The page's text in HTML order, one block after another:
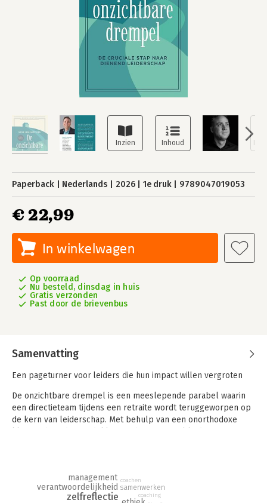
Paperback Nederlands 2026 1e druk 9789047019053
€ 22,99
In winkelwagen
Op voorraad
Nu besteld, dinsdag in huis
Gratis verzonden
Past door de brievenbus
Samenvatting
Een pageturner voor leiders die hun impact willen vergroten
De onzichtbare drempel is een meeslepende parabel waarin
een directieteam tijdens een retraite wordt teruggeworpen op
de kern van leiderschap. Met behulp van een onorthodoxe
Henk Jan Kamsteeg - dé sterrecensent van Nederlandse
managementboeken, met meer dan 250 recensies op zijn naam
- bundelt zijn kennis en ervaring in een verhaal dat tegelijk
zelfreflectie
verantwoordelijkheid
management
samenwerken
coaching
coachen